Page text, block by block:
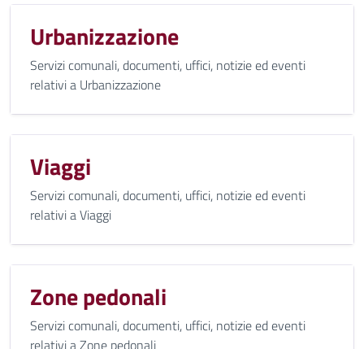
Urbanizzazione
Servizi comunali, documenti, uffici, notizie ed eventi
relativi a Urbanizzazione
Viaggi
Servizi comunali, documenti, uffici, notizie ed eventi
relativi a Viaggi
Zone pedonali
Servizi comunali, documenti, uffici, notizie ed eventi
relativi a Zone pedonali